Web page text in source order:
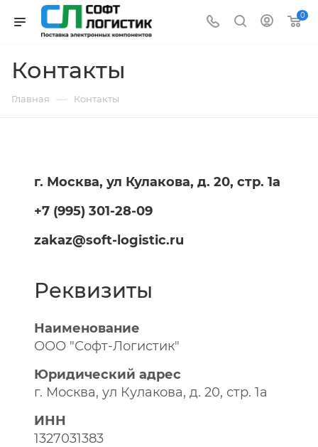
0
Контакты
Главная — Контакты
г. Москва, ул Кулакова, д. 20, стр. 1а
+7 (995) 301-28-09
zakaz@soft-logistic.ru
Реквизиты
Наименование
ООО "Софт-Логистик"
Юридический адрес
г. Москва, ул Кулакова, д. 20, стр. 1а
ИНН
1327031383